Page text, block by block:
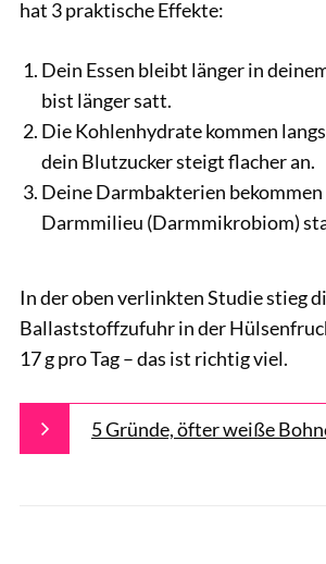
hat 3 praktische Effekte:
Dein Essen bleibt länger in
bist länger satt.
Die Kohlenhydrate kommen
dein Blutzucker steigt flacher an.
Deine Darmbakterien
Darmmilieu (Darmmikrobiom)
In der oben verlinkten Studie stieg
Ballaststoffzufuhr in der
17 g pro Tag – das ist richtig viel.
5 Gründe, öfter weiße